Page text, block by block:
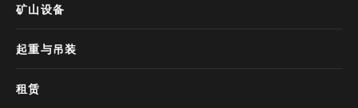
矿山设备
起重与吊装
租赁